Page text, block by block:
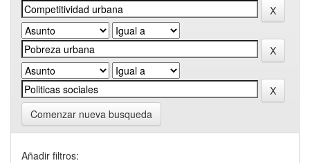
Comenzar nueva busqueda
Añadir filtros: